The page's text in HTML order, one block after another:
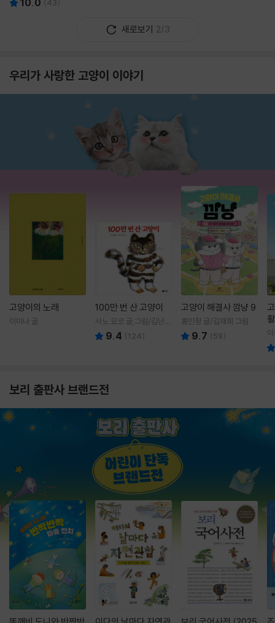
10.0 (43)
새로보기 2/3
우리가 사랑한 고양이 이야기
고양이의 노래
이미나 글
100만 번 산 고양이
사노 요코 글,그림/김난주
역 9.4 (124)
고양이 해결사 깜냥 9
홍민정 글/김재희 그림
9.7 (59)
보리 출판사 브랜드전